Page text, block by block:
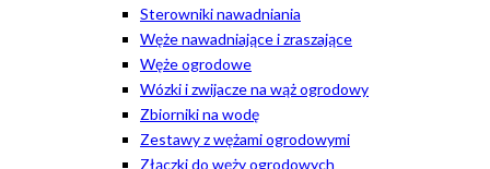
Sterowniki nawadniania
Węże nawadniające i zraszające
Węże ogrodowe
Wózki i zwijacze na wąż ogrodowy
Zbiorniki na wodę
Zestawy z wężami ogrodowymi
Złączki do węży ogrodowych